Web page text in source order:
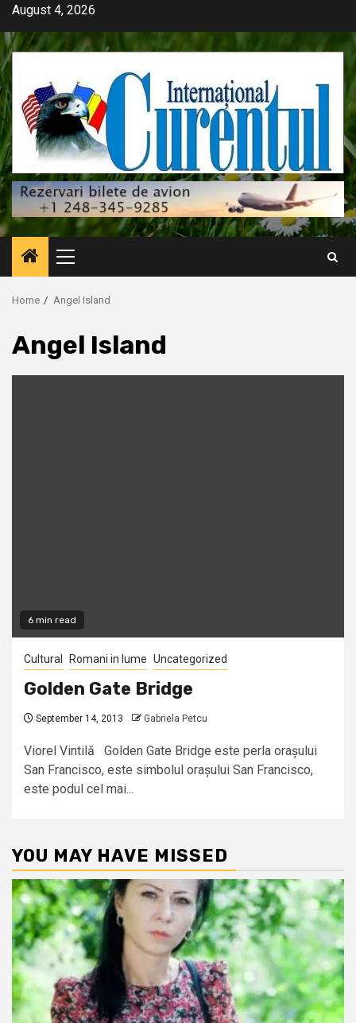
Skip
content
August 4, 2026
Primary
Menu
Home Angel Island
Angel Island
6 min read
Cultural Romani in lume Uncategorized
Golden Gate Bridge
September 14, 2013 Gabriela Petcu
Viorel Vintilă Golden Gate Bridge este perla orașului
San Francisco, este simbolul orașului San Francisco,
este podul cel mai...
YOU MAY HAVE MISSED